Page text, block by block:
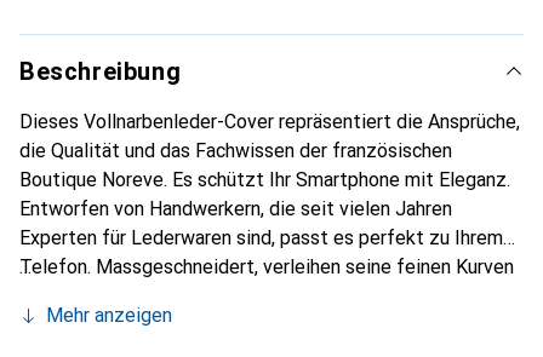
Beschreibung
Dieses Vollnarbenleder-Cover repräsentiert die Ansprüche,
die Qualität und das Fachwissen der französischen
Boutique Noreve. Es schützt Ihr Smartphone mit Eleganz.
Entworfen von Handwerkern, die seit vielen Jahren
Experten für Lederwaren sind, passt es perfekt zu Ihrem
Telefon. Massgeschneidert, verleihen seine feinen Kurven
unverzichtbaren Accessoire für Ihr Smartphone.
Mehr anzeigen